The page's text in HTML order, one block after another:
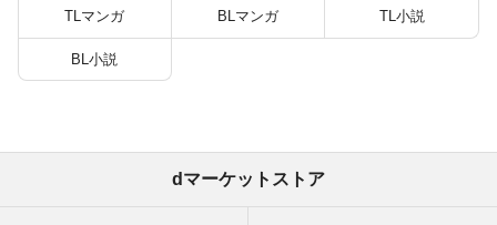
TLマンガ BLマンガ TL小説
BL小説
dマーケットストア